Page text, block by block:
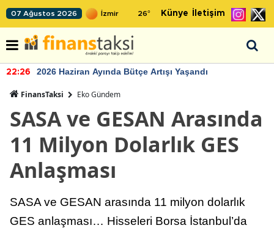
07 Ağustos 2026 26° Künye İletişim
22:26 2026 Haziran Ayında Bütçe Artışı Yaşandı
FinansTaksi Eko Gündem
SASA ve GESAN Arasında
11 Milyon Dolarlık GES
Anlaşması
SASA ve GESAN arasında 11 milyon dolarlık
GES anlaşması… Hisseleri Borsa İstanbul’da